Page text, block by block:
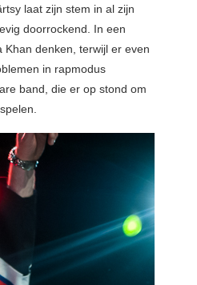
laat zijn stem in al zijn
doorrockend. In een
denken, terwijl er even
in rapmodus
band, die er op stond om